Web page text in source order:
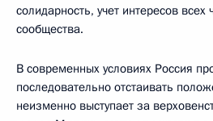
солидарность, учет интересов
сообщества.
В современных условиях Россия
последовательно отстаивать
неизменно выступает за